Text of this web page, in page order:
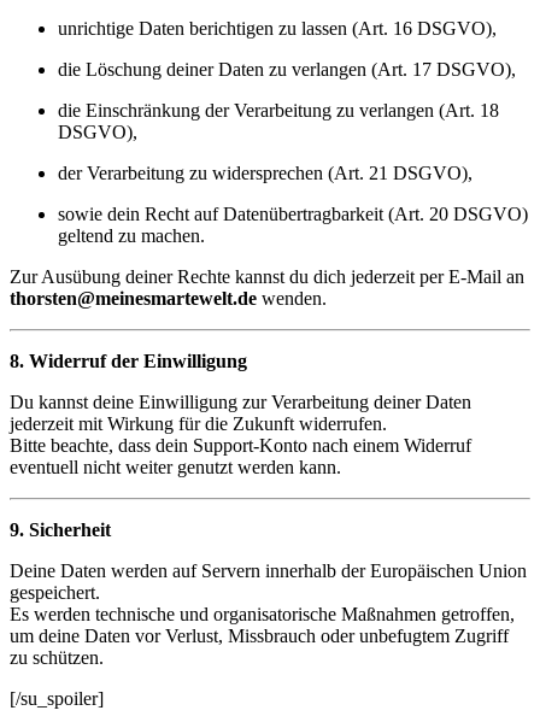
unrichtige Daten berichtigen zu lassen (Art. 16 DSGVO),
die Löschung deiner Daten zu verlangen (Art. 17 DSGVO),
die Einschränkung der Verarbeitung zu verlangen (Art. 18
DSGVO),
der Verarbeitung zu widersprechen (Art. 21 DSGVO),
sowie dein Recht auf Datenübertragbarkeit (Art. 20 DSGVO)
geltend zu machen.
Zur Ausübung deiner Rechte kannst du dich jederzeit per E-Mail an
thorsten@meinesmartewelt.de wenden.
8. Widerruf der Einwilligung
Du kannst deine Einwilligung zur Verarbeitung deiner Daten
jederzeit mit Wirkung für die Zukunft widerrufen.
Bitte beachte, dass dein Support-Konto nach einem Widerruf
eventuell nicht weiter genutzt werden kann.
9. Sicherheit
Deine Daten werden auf Servern innerhalb der Europäischen Union
gespeichert.
Es werden technische und organisatorische Maßnahmen getroffen,
um deine Daten vor Verlust, Missbrauch oder unbefugtem Zugriff
zu schützen.
[/su_spoiler]